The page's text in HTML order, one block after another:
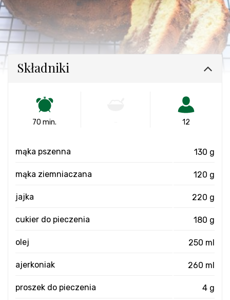
Składniki
70 min. 12
mąka pszenna 130 g
mąka ziemniaczana 120 g
jajka 220 g
cukier do pieczenia 180 g
olej 250 ml
ajerkoniak 260 ml
proszek do pieczenia 4 g